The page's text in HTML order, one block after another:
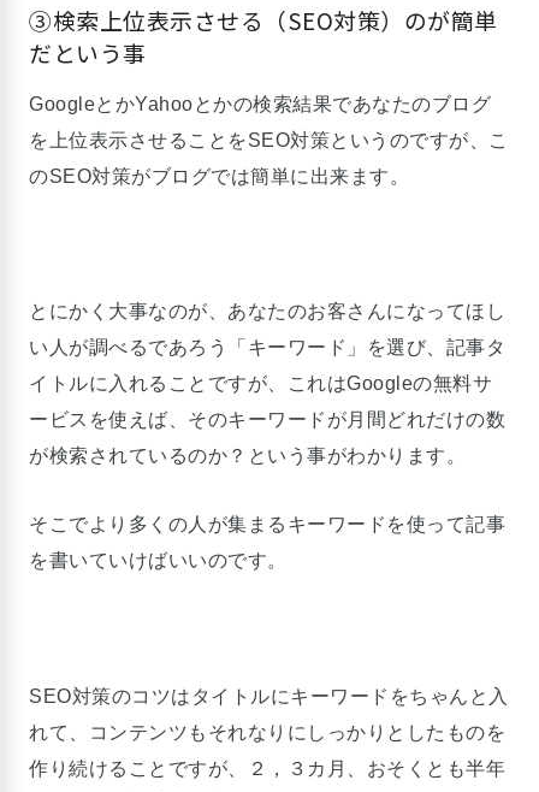
③検索上位表示させる（SEO対策）のが簡単
だという事
GoogleとかYahooとかの検索結果であなたのブログ
を上位表示させることをSEO対策というのですが、こ
のSEO対策がブログでは簡単に出来ます。
とにかく大事なのが、あなたのお客さんになってほし
い人が調べるであろう「キーワード」を選び、記事タ
イトルに入れることですが、これはGoogleの無料サ
ービスを使えば、そのキーワードが月間どれだけの数
が検索されているのか？という事がわかります。
そこでより多くの人が集まるキーワードを使って記事
を書いていけばいいのです。
SEO対策のコツはタイトルにキーワードをちゃんと入
れて、コンテンツもそれなりにしっかりとしたものを
作り続けることですが、２，３カ月、おそくとも半年